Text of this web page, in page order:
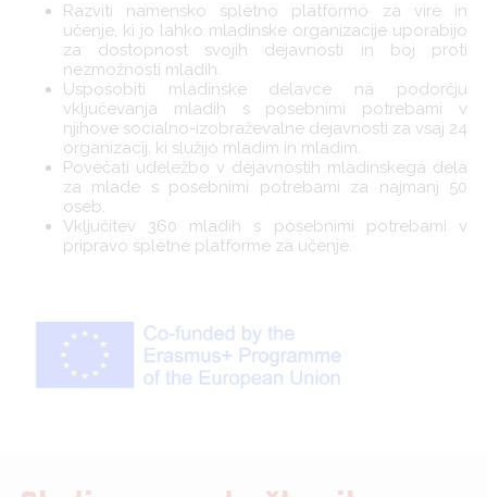
Razviti namensko spletno platformo za vire in
učenje, ki jo lahko mladinske organizacije uporabijo
za dostopnost svojih dejavnosti in boj proti
nezmožnosti mladih.
Usposobiti mladinske delavce na podorčju
vključevanja mladih s posebnimi potrebami v
njihove socialno-izobraževalne dejavnosti za vsaj 24
organizacij, ki služijo mladim in mladim.
Povečati udeležbo v dejavnostih mladinskega dela
za mlade s posebnimi potrebami za najmanj 50
oseb.
Vključitev 360 mladih s posebnimi potrebami v
pripravo spletne platforme za učenje.